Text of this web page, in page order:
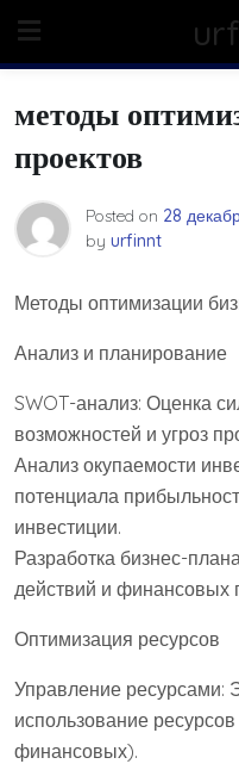
content
методы
проектов
Posted on 28
by urfinnt
Методы оптимизации
Анализ и планирование
SWOT-анализ: Оценка
возможностей и угроз
Анализ окупаемости
потенциала
инвестиции.
Разработка бизнес-
действий и финансовых
Оптимизация ресурсов
Управление ресурсами:
использование
финансовых).